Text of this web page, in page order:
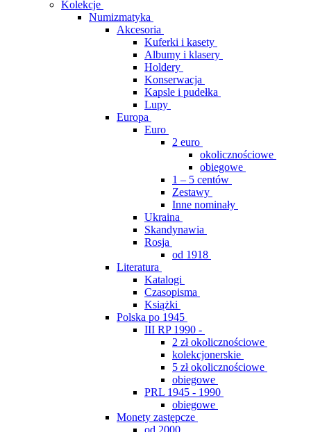
Kolekcje
Numizmatyka
Akcesoria
Kuferki i kasety
Albumy i klasery
Holdery
Konserwacja
Kapsle i pudełka
Lupy
Europa
Euro
2 euro
okolicznościowe
obiegowe
1 – 5 centów
Zestawy
Inne nominały
Ukraina
Skandynawia
Rosja
od 1918
Literatura
Katalogi
Czasopisma
Książki
Polska po 1945
III RP 1990 -
2 zł okolicznościowe
kolekcjonerskie
5 zł okolicznościowe
obiegowe
PRL 1945 - 1990
obiegowe
Monety zastępcze
od 2000